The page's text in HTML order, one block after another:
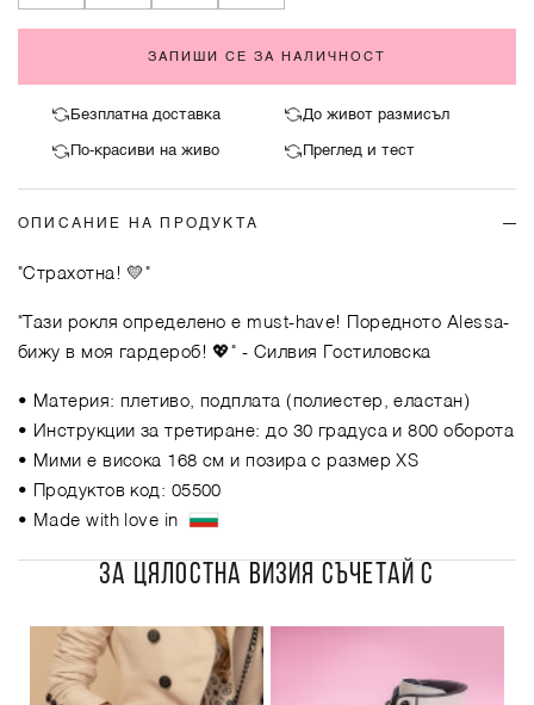
ЗАПИШИ СЕ ЗА НАЛИЧНОСТ
Безплатна доставка До живот размисъл
По-красиви на живо Преглед и тест
ОПИСАНИЕ НА ПРОДУКТА
"Страхотна! 💛"
"Тази рокля определено е must-have! Поредното Alessa-
бижу в моя гардероб! 💖" - Силвия Гостиловска
• Материя: плетиво, подплата (полиестер, еластан)
• Инструкции за третиране: до 30 градуса и 800 оборота
• Мими е висока 168 см и позира с размер XS
• Продуктов код: 05500
• Made with love in
ЗА ЦЯЛОСТНА ВИЗИЯ СЪЧЕТАЙ С